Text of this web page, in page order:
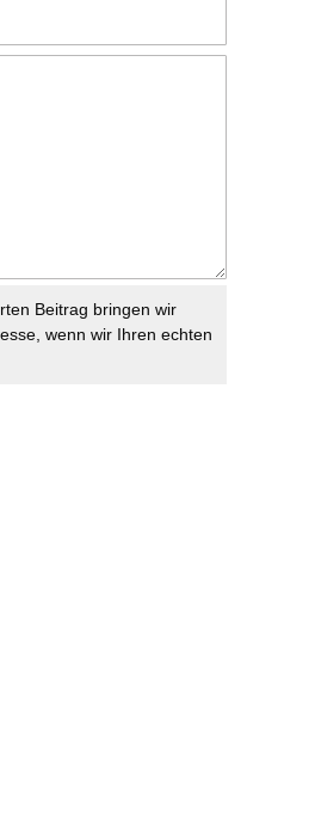
Beitrag bringen wir
wenn wir Ihren echten